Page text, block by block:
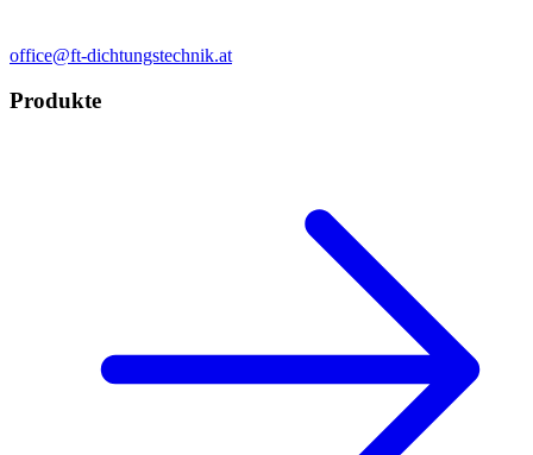
office@ft-dichtungstechnik.at
Produkte